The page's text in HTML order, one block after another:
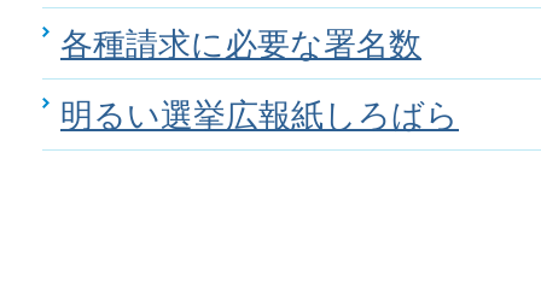
各種請求に必要な署名数
明るい選挙広報紙しろばら